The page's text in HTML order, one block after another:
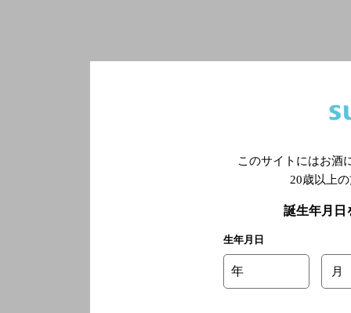
このサイトにはお酒
20歳以上
誕生年月日
生年月日
年 月